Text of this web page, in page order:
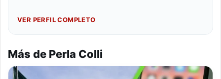
VER PERFIL COMPLETO
Más de Perla Colli